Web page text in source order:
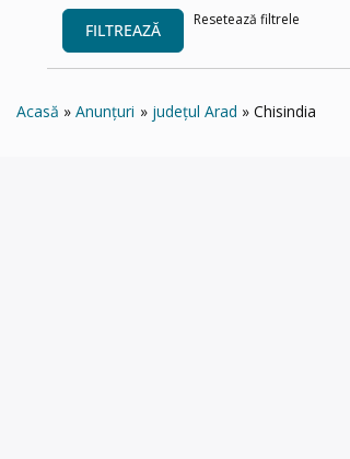
FILTREAZĂ
Resetează filtrele
Acasă Anunțuri județul Arad Chisindia